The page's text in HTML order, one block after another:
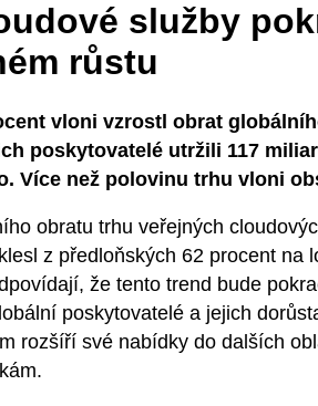
služby
růstu
vloni vzrostl obrat
poskytovatelé utržili 117
Více než polovinu trhu vloni
obratu trhu veřejných
z předloňských 62 procent na
že tento trend bude
poskytovatelé a jejich
rozšíří své nabídky do dalších